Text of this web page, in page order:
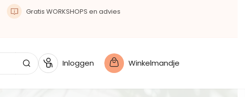
Gratis WORKSHOPS en advies
Inloggen Winkelmandje